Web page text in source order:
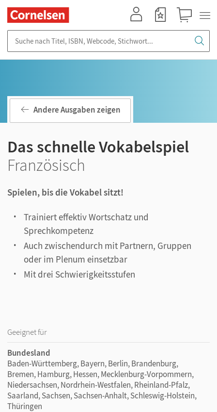
Andere Ausgaben zeigen
Das schnelle Vokabelspiel
Französisch
Spielen, bis die Vokabel sitzt!
Trainiert effektiv Wortschatz und
Sprechkompetenz
Auch zwischendurch mit Partnern, Gruppen
oder im Plenum einsetzbar
Mit drei Schwierigkeitsstufen
Geeignet für
Bundesland
Baden-Württemberg, Bayern, Berlin, Brandenburg,
Bremen, Hamburg, Hessen, Mecklenburg-Vorpommern,
Niedersachsen, Nordrhein-Westfalen, Rheinland-Pfalz,
Saarland, Sachsen, Sachsen-Anhalt, Schleswig-Holstein,
Thüringen